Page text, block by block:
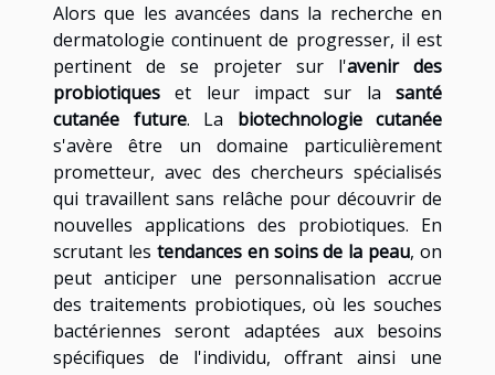
Alors que les avancées dans la recherche en
dermatologie continuent de progresser, il est
pertinent de se projeter sur l'avenir des
probiotiques et leur impact sur la santé
cutanée future. La biotechnologie cutanée
s'avère être un domaine particulièrement
prometteur, avec des chercheurs spécialisés
qui travaillent sans relâche pour découvrir de
nouvelles applications des probiotiques. En
scrutant les tendances en soins de la peau, on
peut anticiper une personnalisation accrue
des traitements probiotiques, où les souches
bactériennes seront adaptées aux besoins
spécifiques de l'individu, offrant ainsi une